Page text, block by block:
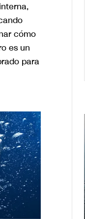
cómo
es un
para